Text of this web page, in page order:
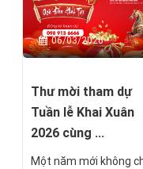
đãi tài chính gần 900
triệu đồng và chỉ từ 15
triệu đồng để bắt đầu
Mỹ.
06/03/2026
Thư mời tham dự
Tuần lễ Khai Xuân
2026 cùng ...
Một năm mới không